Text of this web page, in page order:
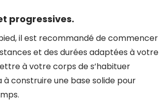
progressives.
il est recommandé de commencer
et des durées adaptées à votre
à votre corps de s’habituer
construire une base solide pour